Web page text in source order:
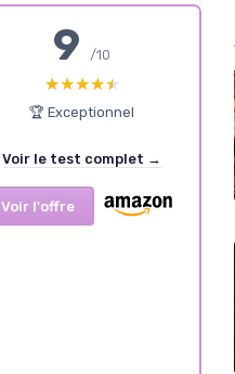
9/10
★★★★★
★★★★★
🏆 Exceptionnel
Voir le test complet →
Voir l'offre